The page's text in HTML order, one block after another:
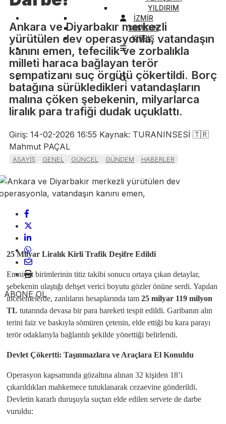
YILDIRIM
İZMİR
SAMSUN
KIBRIS
Ankara ve Diyarbakır merkezli
yürütülen dev operasyonla, vatandaşın
kanını emen, tefecilik ve zorbalıkla
milleti haraca bağlayan terör
sempatizanı suç örgütü çökertildi. Borç
batağına sürükledikleri vatandaşların
malına çöken şebekenin, milyarlarca
liralık para trafiği dudak uçuklattı.
Giriş: 14-02-2026 16:55 Kaynak: TURANINSESİ 🇹🇷
Mahmut PAÇAL
ASAYİŞ GENEL GÜNCEL GÜNDEM HABERLER
ABONE OL
25 Milyar Liralık Kirli Trafik Deşifre Edildi
Emniyet birimlerinin titiz takibi sonucu ortaya çıkan detaylar,
şebekenin ulaştığı dehşet verici boyutu gözler önüne serdi. Yapılan
incelemelerde, zanlıların hesaplarında tam 25 milyar 119 milyon
TL tutarında devasa bir para hareketi tespit edildi. Garibanın alın
terini faiz ve baskıyla sömüren çetenin, elde ettiği bu kara parayı
terör odaklarıyla bağlantılı şekilde yönettiği belirlendi.
Devlet Çökertti: Taşınmazlara ve Araçlara El Konuldu
Operasyon kapsamında gözaltına alınan 32 kişiden 18’i
çıkarıldıkları mahkemece tutuklanarak cezaevine gönderildi.
Devletin kararlı duruşuyla suçtan elde edilen servete de darbe
vuruldu: